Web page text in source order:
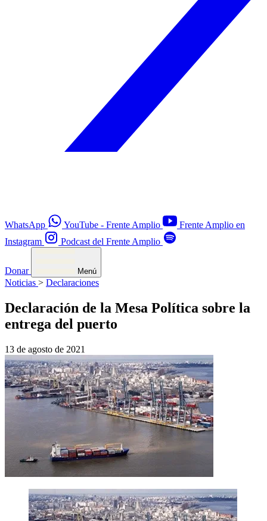
WhatsApp YouTube - Frente Amplio
Frente Amplio en
Instagram
Podcast del Frente Amplio
Donar Menú
Noticias > Declaraciones
Declaración de la Mesa Política sobre la
entrega del puerto
13 de agosto de 2021